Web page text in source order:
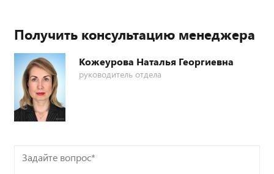
Получить консультацию менеджера
Кожеурова Наталья Георгиевна
руководитель отдела
Задайте